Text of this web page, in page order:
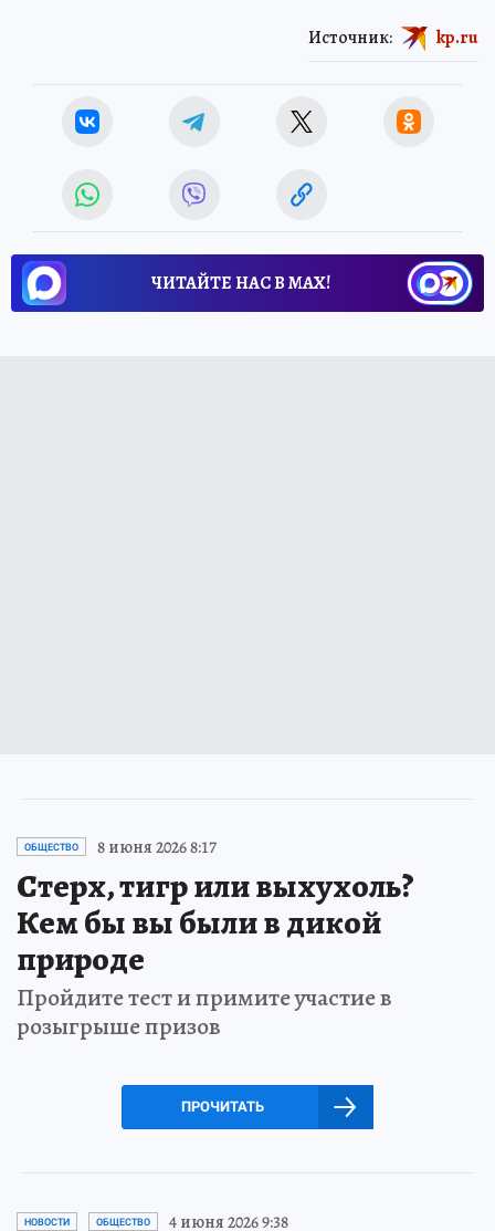
Источник: kp.ru
ЧИТАЙТЕ НАС В МАХ!
ОБЩЕСТВО 8 июня 2026 8:17
Стерх, тигр или выхухоль?
Кем бы вы были в дикой
природе
Пройдите тест и примите участие в
розыгрыше призов
ПРОЧИТАТЬ
НОВОСТИ ОБЩЕСТВО 4 июня 2026 9:38